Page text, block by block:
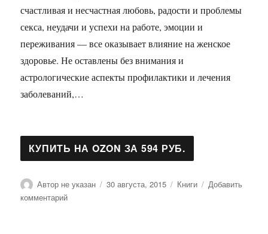
счастливая и несчастная любовь, радости и проблемы
секса, неудачи и успехи на работе, эмоции и
переживания — все оказывает влияние на женское
здоровье. Не оставлены без внимания и
астрологические аспекты профилактики и лечения
заболеваний,…
Автор
Автор не указан Опубликовано
30 августа, 2015 Рубрики
Книги
Добавить
комментарийк